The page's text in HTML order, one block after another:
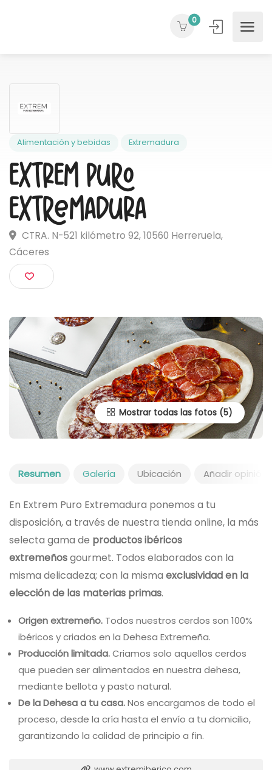
0
EXTREM Puro
Extremadura
CTRA. N-521 kilómetro 92, 10560 Herreruela,
Cáceres
Mostrar todas las fotos
Resumen Galería Ubicación Añadir opinión
En Extrem Puro Extremadura ponemos a tu
disposición, a través de nuestra tienda online, la más
selecta gama de productos ibéricos
extremeñosgourmet. Todos elaborados con la
misma delicadeza; con la misma exclusividad en la
elección de las materias primas.
Origen extremeño. Todos nuestros cerdos son 100%
ibéricos y criados en la Dehesa Extremeña.
Producción limitada.Criamos solo aquellos cerdos
que pueden ser alimentados en nuestra dehesa,
mediante bellota y pasto natural.
De la Dehesa a tu casa.Nos encargamos de todo el
proceso, desde la cría hasta el envío a tu domicilio,
garantizando la calidad de principio a fin.